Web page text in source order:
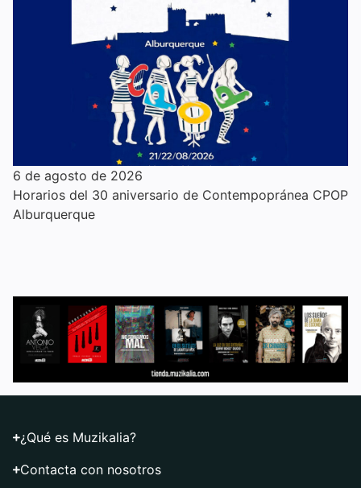
6 de agosto de 2026
Horarios del 30 aniversario de Contempopránea CPOP
Alburquerque
¿Qué es Muzikalia?
Contacta con nosotros